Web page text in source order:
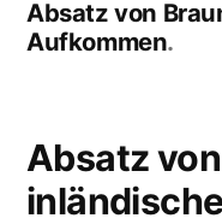
Absatz von
Aufkommen
Absatz